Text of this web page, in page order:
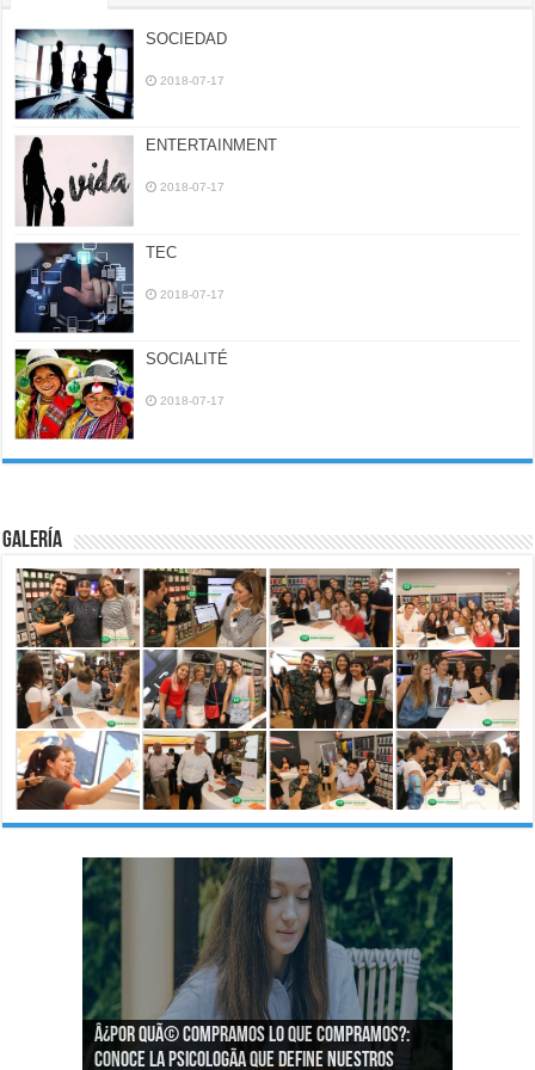
SOCIEDAD
2018-07-17
ENTERTAINMENT
2018-07-17
TEC
2018-07-17
SOCIALITÉ
2018-07-17
Galería
Â¿CÃ³mo podemos asegurar un espacio de
Â¿Por quÃ© compramos lo que compramos?:
Conoce la psicologÃ­a que define nuestros